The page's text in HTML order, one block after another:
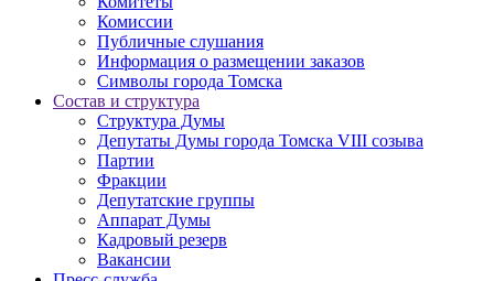
Комиссии
Публичные слушания
Информация о размещении заказов
Символы города Томска
Состав и структура
Структура Думы
Депутаты Думы города Томска VIII созыва
Партии
Фракции
Депутатские группы
Аппарат Думы
Кадровый резерв
Вакансии